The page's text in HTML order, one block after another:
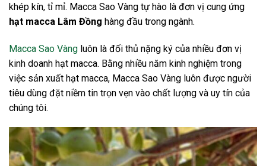
khép kín, tỉ mỉ. Macca Sao Vàng tự hào là đơn vị cung ứng
hạt macca Lâm Đồng hàng đầu trong ngành.
Macca Sao Vàng luôn là đối thủ nặng ký của nhiều đơn vị
kinh doanh hạt macca. Bằng nhiều năm kinh nghiệm trong
việc sản xuất hạt macca, Macca Sao Vàng luôn được người
tiêu dùng đặt niềm tin trọn vẹn vào chất lượng và uy tín của
chúng tôi.